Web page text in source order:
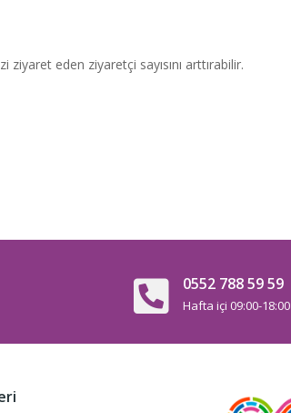
eden ziyaretçi sayısını arttırabilir.
0552 788 59 59
Hafta içi 09:00-18:00